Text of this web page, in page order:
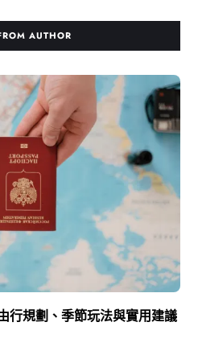
AUTHOR
行規劃、季節玩法與實用建議